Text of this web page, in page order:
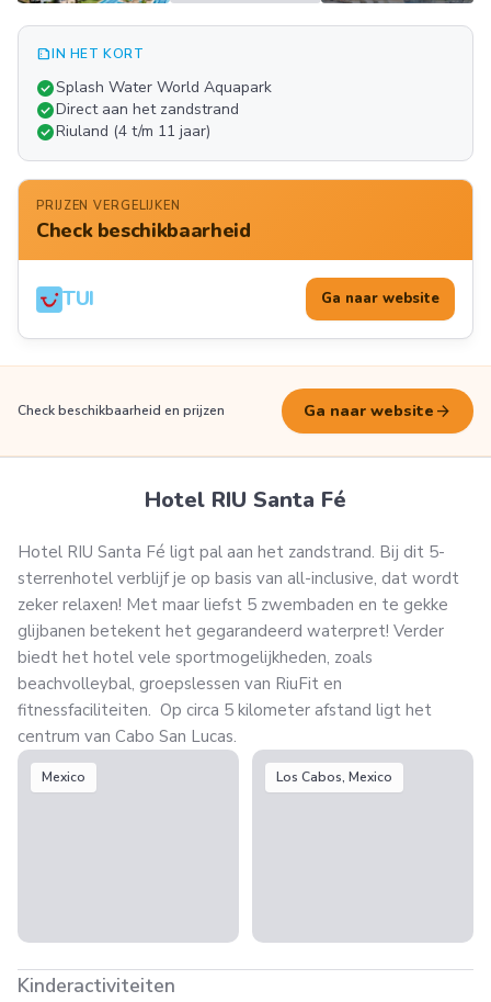
summarizeIN HET KORT
check_circleSplash Water World Aquapark
check_circleDirect aan het zandstrand
check_circleRiuland (4 t/m 11 jaar)
PRIJZEN VERGELIJKEN
Check beschikbaarheid
TUI Ga naar website
Check beschikbaarheid en prijzen Ga naar website arrow_forward
Hotel RIU Santa Fé
Hotel RIU Santa Fé ligt pal aan het zandstrand. Bij dit 5-
sterrenhotel verblijf je op basis van all-inclusive, dat wordt
zeker relaxen! Met maar liefst 5 zwembaden en te gekke
glijbanen betekent het gegarandeerd waterpret! Verder
biedt het hotel vele sportmogelijkheden, zoals
beachvolleybal, groepslessen van RiuFit en
fitnessfaciliteiten. Op circa 5 kilometer afstand ligt het
centrum van Cabo San Lucas.
Mexico Los Cabos, Mexico
Kinderactiviteiten